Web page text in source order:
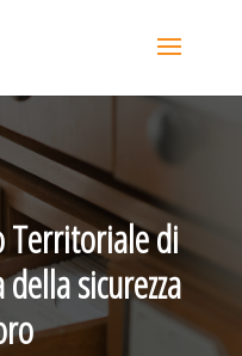
Territoriale di
sicurezza